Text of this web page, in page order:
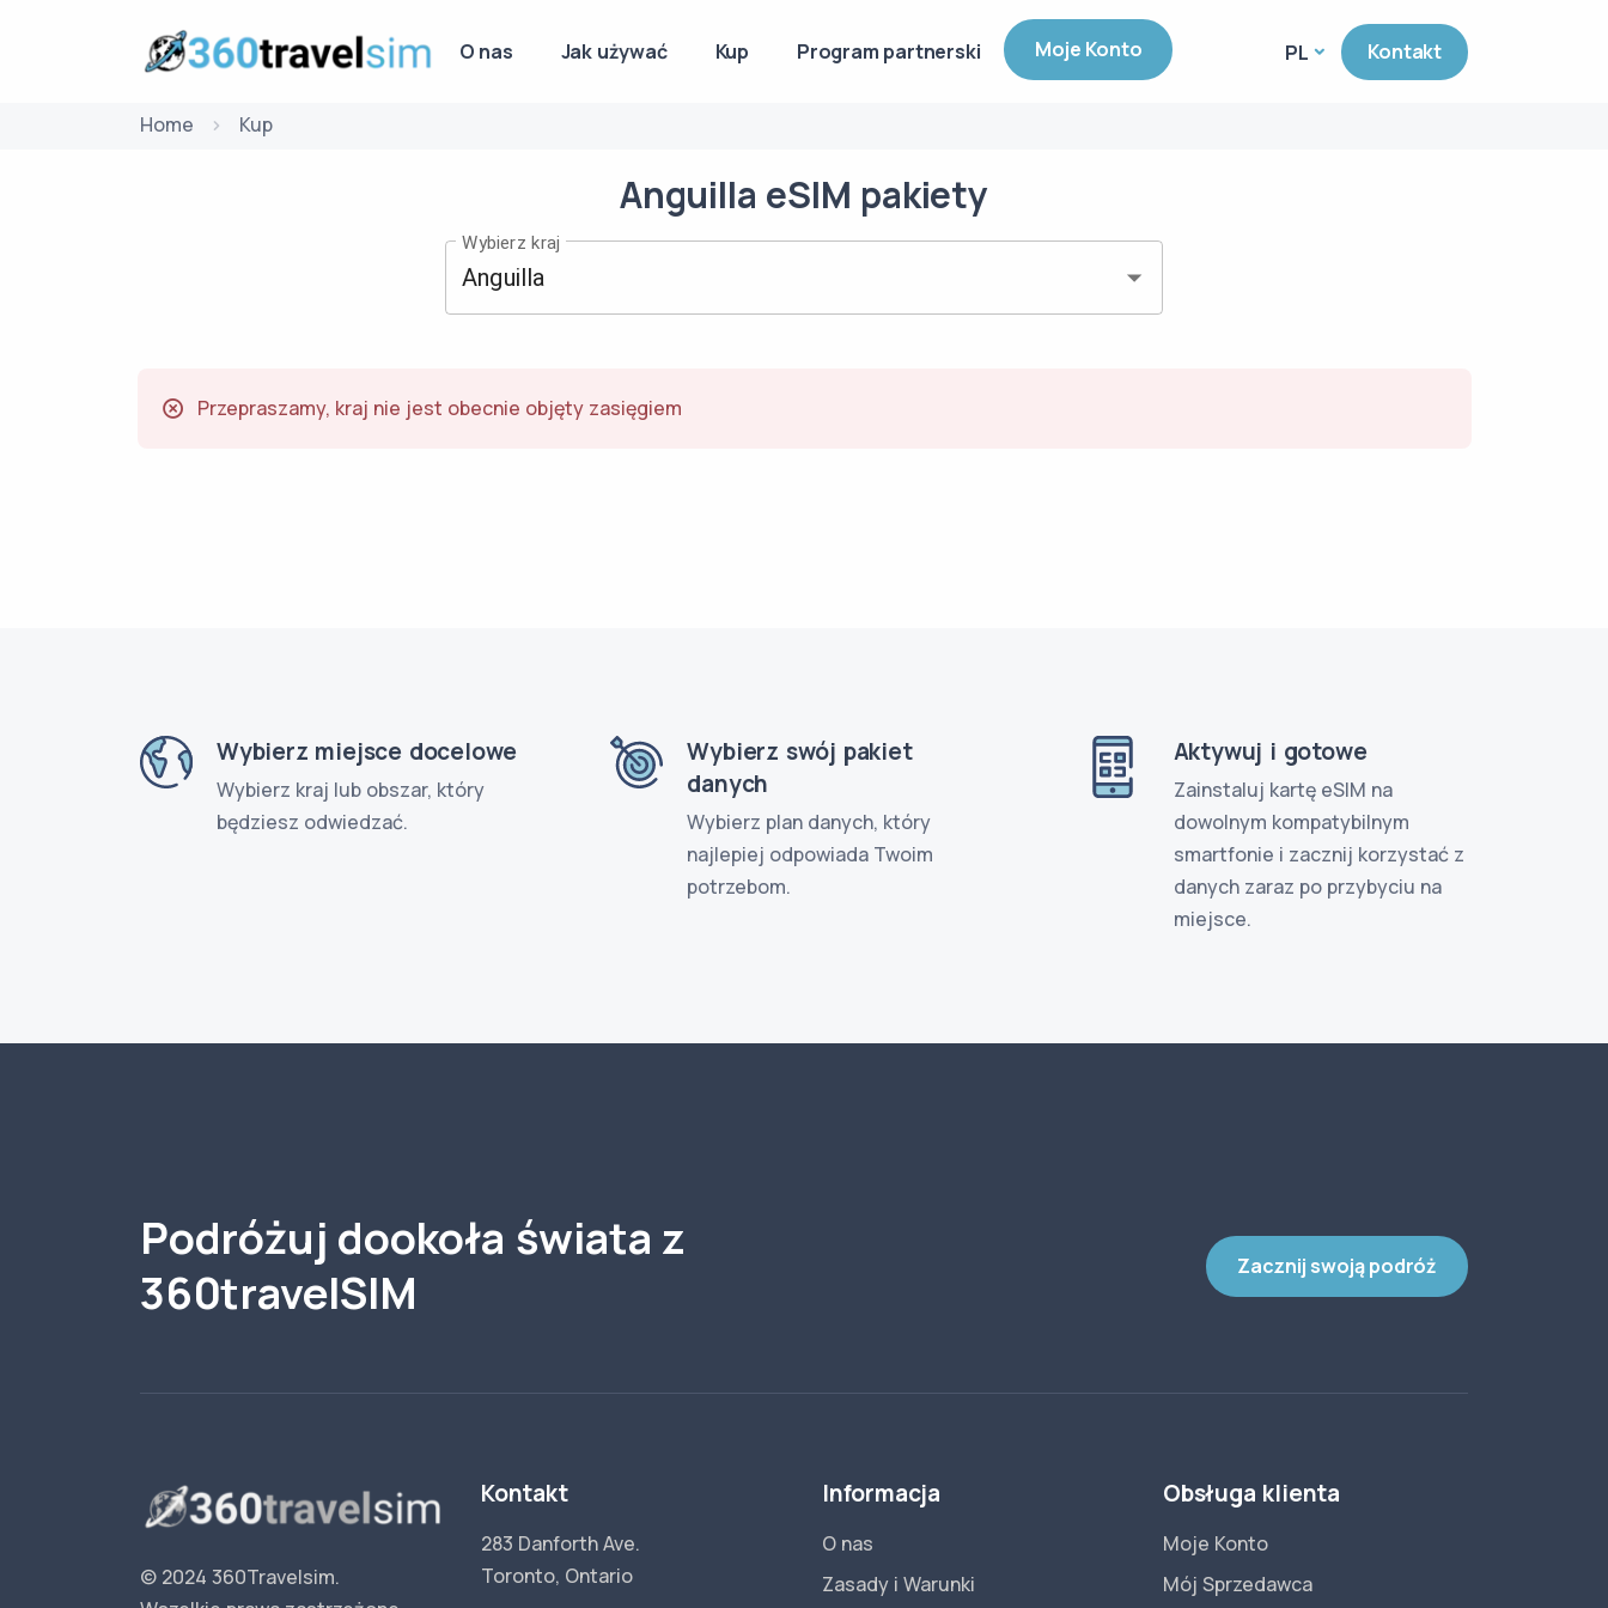
O nas Jak używać Kup Program partnerski Moje Konto PL Kontakt
Home Kup
Anguilla eSIM pakiety
Wybierz kraj
Przepraszamy, kraj nie jest obecnie objęty zasięgiem
Wybierz miejsce docelowe
Wybierz kraj lub obszar, który
będziesz odwiedzać.
Wybierz swój pakiet
danych
Wybierz plan danych, który
najlepiej odpowiada Twoim
potrzebom.
Aktywuj i gotowe
Zainstaluj kartę eSIM na
dowolnym kompatybilnym
smartfonie i zacznij korzystać z
danych zaraz po przybyciu na
miejsce.
Podróżuj dookoła świata z
360travelSIM
Zacznij swoją podróż
© 2024 360Travelsim.
Kontakt
283 Danforth Ave.
Toronto, Ontario
Informacja
O nas
Zasady i Warunki
Obsługa klienta
Moje Konto
Mój Sprzedawca